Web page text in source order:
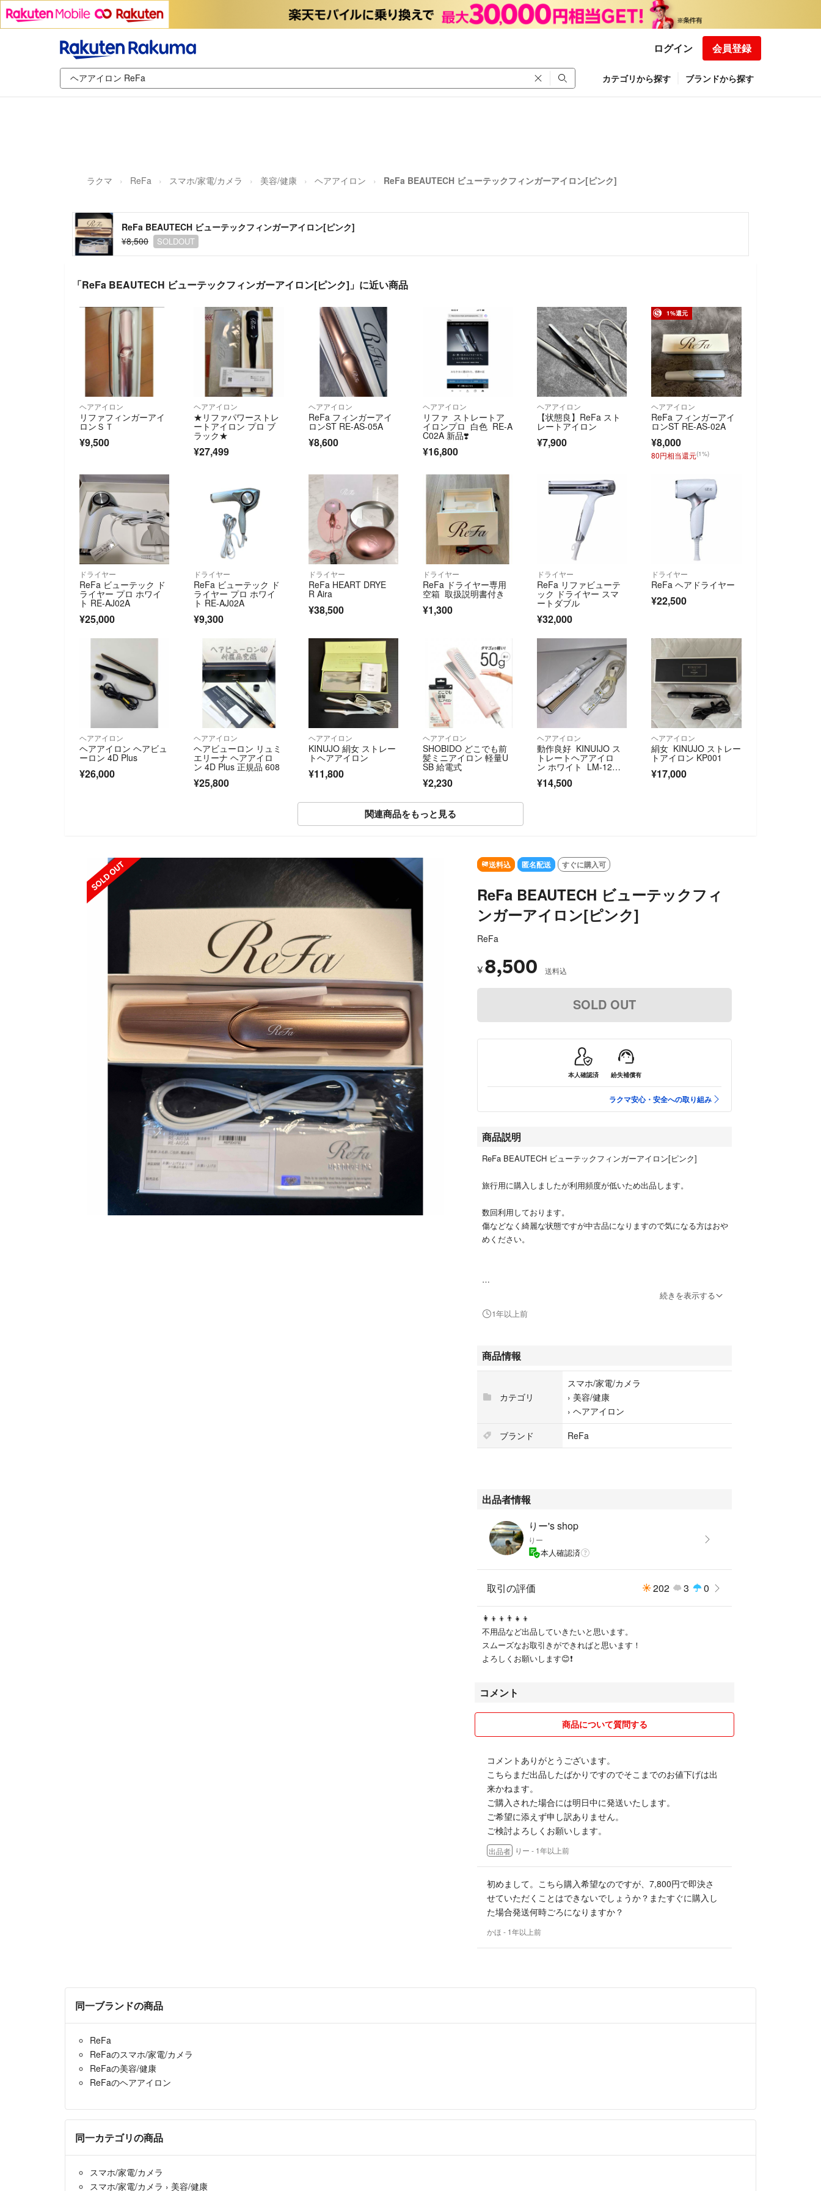
ログイン 会員登録
カテゴリから探す ブランドから探す
ラクマ ReFa スマホ/家電/カメラ 美容/健康 ヘアアイロン ReFa BEAUTECH ビューテックフィンガーアイロン[ピンク]
ReFa BEAUTECH ビューテックフィンガーアイロン[ピンク]
¥8,500
SOLDOUT
「ReFa BEAUTECH ビューテックフィンガーアイロン[ピンク]」に近い商品
ヘアアイロン
リファフィンガーアイ
ロンＳＴ
¥9,500
ヘアアイロン
★リファパワーストレ
ートアイロン プロ ブ
ラック★
¥27,499
ヘアアイロン
ReFa フィンガーアイ
ロンST RE-AS-05A
¥8,600
ヘアアイロン
リファ ストレートア
イロンプロ 白色 RE-A
C02A 新品❣️
¥16,800
ヘアアイロン
【状態良】ReFa スト
レートアイロン
¥7,900
1%還元
ヘアアイロン
ReFa フィンガーアイ
ロンST RE-AS-02A
¥8,000
80円相当還元(1%)
ドライヤー
ReFa ビューテック ド
ライヤー プロ ホワイ
ト RE-AJ02A
¥25,000
ドライヤー
ReFa ビューテック ド
ライヤー プロ ホワイ
ト RE-AJ02A
¥9,300
ドライヤー
ReFa HEART DRYE
R Aira
¥38,500
ドライヤー
ReFa ドライヤー専用
空箱 取扱説明書付き
¥1,300
ドライヤー
ReFa リファビューテ
ック ドライヤー スマ
ートダブル
¥32,000
ドライヤー
ReFa ヘアドライヤー
¥22,500
ヘアアイロン
ヘアアイロン ヘアビュ
ーロン 4D Plus
¥26,000
ヘアアイロン
ヘアビューロン リュミ
エリーナ ヘアアイロ
ン 4D Plus 正規品 608
¥25,800
ヘアアイロン
KINUJO 絹女 ストレー
トヘアアイロン
¥11,800
ヘアアイロン
SHOBIDO どこでも前
髪ミニアイロン 軽量U
SB 給電式
¥2,230
ヘアアイロン
動作良好 KINUIJO ス
トレートヘアアイロ
ン ホワイト LM-12
¥14,500
ヘアアイロン
絹女 KINUJO ストレー
トアイロン KP001
¥17,000
関連商品をもっと見る
送料込 匿名配送 すぐに購入可
ReFa BEAUTECH ビューテックフィ
ンガーアイロン[ピンク]
ReFa
¥ 8,500 送料込
SOLD OUT
本人確認済 紛失補償有
ラクマ安心・安全への取り組み
商品説明
ReFa BEAUTECH ビューテックフィンガーアイロン[ピンク]
旅行用に購入しましたが利用頻度が低いため出品します。
数回利用しております。
傷などなく綺麗な状態ですが中古品になりますので気になる方はおや
めください。
普通のがあるため、こちらは綺麗なうちに出品します。続きを表示する
1年以上前
商品情報
カテゴリ
スマホ/家電/カメラ
› 美容/健康
› ヘアアイロン
ブランド
ReFa
出品者情報
りー's shop
りー
本人確認済
取引の評価 202 3 0
👩‍👦‍👦👨‍👧‍👦
不用品など出品していきたいと思います。
スムーズなお取引きができればと思います！
よろしくお願いします😊❗️
コメント
商品について質問する
コメントありがとうございます。
こちらまだ出品したばかりですのでそこまでのお値下げは出
来かねます。
ご購入された場合には明日中に発送いたします。
ご希望に添えず申し訳ありません。
ご検討よろしくお願いします。
出品者 りー - 1年以上前
初めまして。こちら購入希望なのですが、7,800円で即決さ
せていただくことはできないでしょうか？またすぐに購入し
た場合発送何時ごろになりますか？
かほ - 1年以上前
同一ブランドの商品
ReFa
ReFaのスマホ/家電/カメラ
ReFaの美容/健康
ReFaのヘアアイロン
同一カテゴリの商品
スマホ/家電/カメラ
スマホ/家電/カメラ › 美容/健康